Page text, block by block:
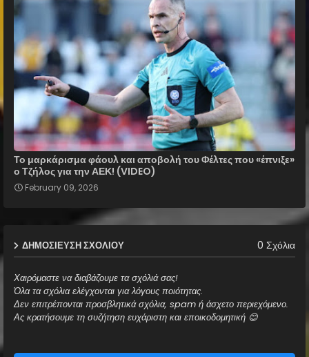
Το μαρκάρισμα φάουλ και αποβολή του Φέλτες που «έπνιξε»
ο Τζήλος για την ΑΕΚ! (VIDEO)
February 09, 2026
ΔΗΜΟΣΊΕΥΣΗ ΣΧΟΛΊΟΥ 0 Σχόλια
Χαιρόμαστε να διαβάζουμε τα σχόλιά σας!
Όλα τα σχόλια ελέγχονται για λόγους ποιότητας.
Δεν επιτρέπονται προσβλητικά σχόλια, spam ή άσχετο περιεχόμενο.
Ας κρατήσουμε τη συζήτηση ευχάριστη και εποικοδομητική 😊